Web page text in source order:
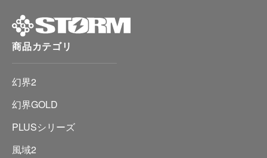
商品カテゴリ
幻界2
幻界GOLD
PLUSシリーズ
風域2